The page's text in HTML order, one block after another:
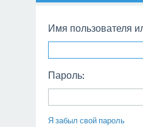
Имя пользователя
Пароль:
Я забыл свой пароль